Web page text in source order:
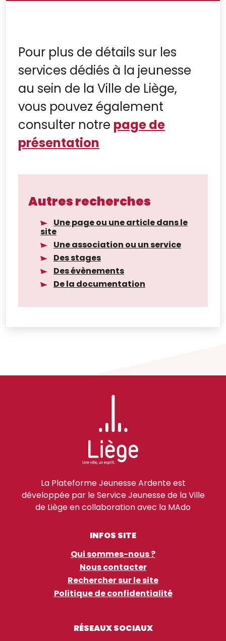
Pour plus de détails sur les
services dédiés à la jeunesse
au sein de la Ville de Liège,
vous pouvez également
consulter notre page de
présentation
Autres recherches
Une page ou une article dans le
site
Une association ou un service
Des stages
Des évènements
De la documentation
La Plateforme Jeunesse Ardente est
développée par le Service Jeunesse de la Ville
de Liège en collaboration avec la MAdo
INFOS SITE
Qui sommes-nous ?
Nous contacter
Rechercher sur le site
Politique de confidentialité
RÉSEAUX SOCIAUX